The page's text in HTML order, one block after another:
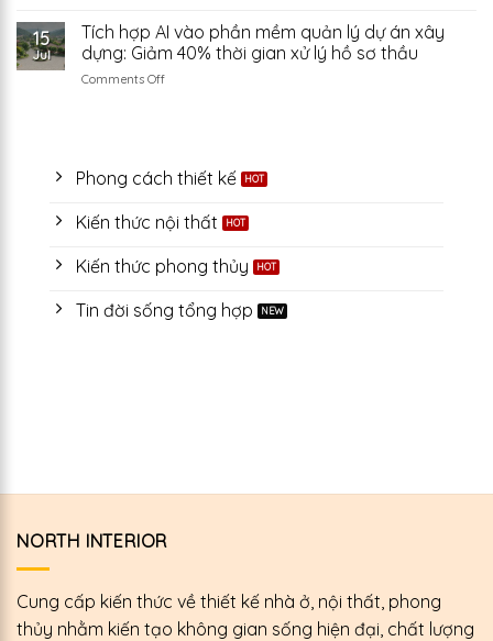
phí
vận
showroom
tăng
doanh
nghiệp
nội
thất:
vận
tăng
gấp
đơn
online
dụng
cho
phòng
Tối
khách
hỏi
lịch
và
nội
15
Jul
Tích hợp AI vào phần mềm quản lý dự án xây
dựng: Giảm 40% thời gian xử lý hồ sơ thầu
Comments Offon
phần
lý
án
dựng:
Giảm
Phong cách thiết kế
Kiến thức nội thất
Kiến thức phong thủy
Tin đời sống tổng hợp
NORTH INTERIOR
Cung cấp kiến thức về thiết kế nhà ở, nội thất, phong
thủy nhằm kiến tạo không gian sống hiện đại, chất lượng